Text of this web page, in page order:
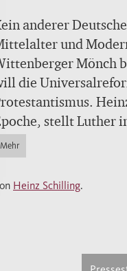
anderer
und
Mönch
die
stellt Luther
einsamen Helden,
um die
Biographie
Mehr
Heinz Schilling.